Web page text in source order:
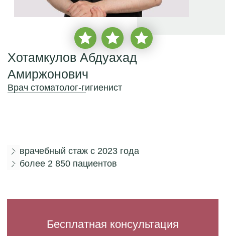
Бесплатная консультация
врачебный стажс 2023 года
2 850 пациентов